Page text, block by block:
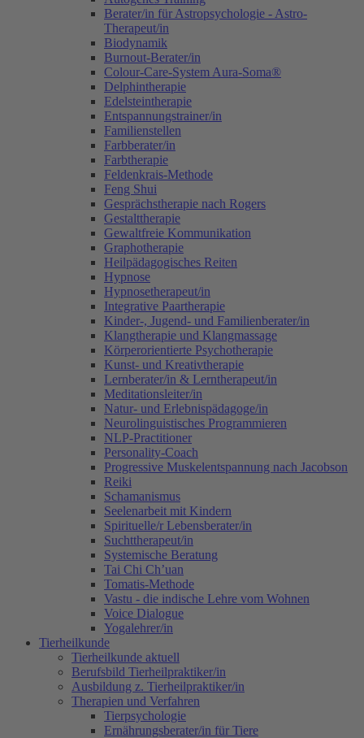
Berater/in für Astropsychologie - Astro-
Therapeut/in
Biodynamik
Burnout-Berater/in
Colour-Care-System Aura-Soma®
Delphintherapie
Edelsteintherapie
Entspannungstrainer/in
Familienstellen
Farbberater/in
Farbtherapie
Feldenkrais-Methode
Feng Shui
Gesprächstherapie nach Rogers
Gestalttherapie
Gewaltfreie Kommunikation
Graphotherapie
Heilpädagogisches Reiten
Hypnose
Hypnosetherapeut/in
Integrative Paartherapie
Kinder-, Jugend- und Familienberater/in
Klangtherapie und Klangmassage
Körperorientierte Psychotherapie
Kunst- und Kreativtherapie
Lernberater/in & Lerntherapeut/in
Meditationsleiter/in
Natur- und Erlebnispädagoge/in
Neurolinguistisches Programmieren
NLP-Practitioner
Personality-Coach
Progressive Muskelentspannung nach Jacobson
Reiki
Schamanismus
Seelenarbeit mit Kindern
Spirituelle/r Lebensberater/in
Suchttherapeut/in
Systemische Beratung
Tai Chi Ch’uan
Tomatis-Methode
Vastu - die indische Lehre vom Wohnen
Voice Dialogue
Yogalehrer/in
Tierheilkunde
Tierheilkunde aktuell
Berufsbild Tierheilpraktiker/in
Ausbildung z. Tierheilpraktiker/in
Therapien und Verfahren
Tierpsychologie
Ernährungsberater/in für Tiere